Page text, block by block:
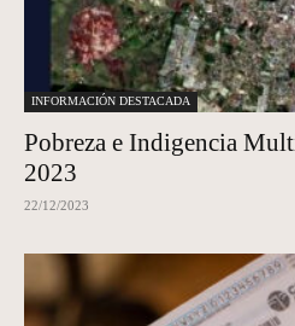
INFORMACIÓN DESTACADA
Pobreza e Indigencia
2023
22/12/2023